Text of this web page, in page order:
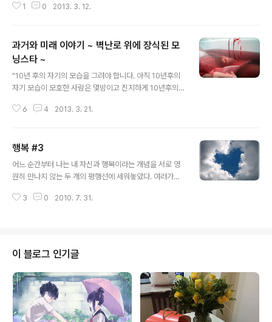
있던 근본적인 문제는 결국 풀리지 않았다. 하지만 해결책은 있는지도 모르겠
실적인 조건을 고려한 것 뿐, 아직도 나의 마음은 그 곳에 얽매여 있다. 이건 어
쩔 수가 없다. 사람들은 누구나 자신만이 풀어나갈 수 있는 문제를 하나 씩은 가
지고 있을 것이며, 사실 그 문제를 벗어난다는 것은 잠시 도망가는 것에 불과한
..
1 0 2013. 3. 12.
과거와 미래 이야기 ~ 벽난로 위에 장식된 모
닝스타 ~
"10년 후의 자기의 모습을 그려야 합니다. 아직 10년후의
자기 모습이 모호한 사람은 몇밤이고 진지하게 10년후의
진이 확정되어야 비로소 주춧돌을 놓을 수 있습니다. 일단
태준당장 내일을 살아가는 대부분의 우리들에게 있어서 미
래라는 말은 비교적 생소한 개념이다. 어릴 때는 "나는 어
른이 되어서 남들을 돕고 싶어," "나는 어른이 되면 이 나라
많은 공부를 하고 싶어" 등의 수십 년 후의 자신의 모습에
6 4 2013. 3. 21.
행복 #3
어느 순간부터 나는 내 자신과 행복이라는 개념을 서로 영
원히 만나지 않는 두 개의 평행선에 세워놓았다. 여러가지
외부적인 여러가지 요소들로 인해 나는 언젠가부터 행복해
내 스스로에게 가끔 질문한다, "내가 행복하지 못한 이유
는, 행복할 자격이 없기 때문이 아닐까?" 라는. 이영도는 행
복의 근원은 불행이라고 말했다. 프레데리카 베른카스텔은
누구라도 행복해질 권리가 있다고 말했다. 하지만 그 행복
을 영위하고, 이행하고, 타협하는 것은 쉽지가 않다. 불행에
서 시작된 나의 인생은 앞으..
3 0 2010. 7. 31.
이 블로그 인기글